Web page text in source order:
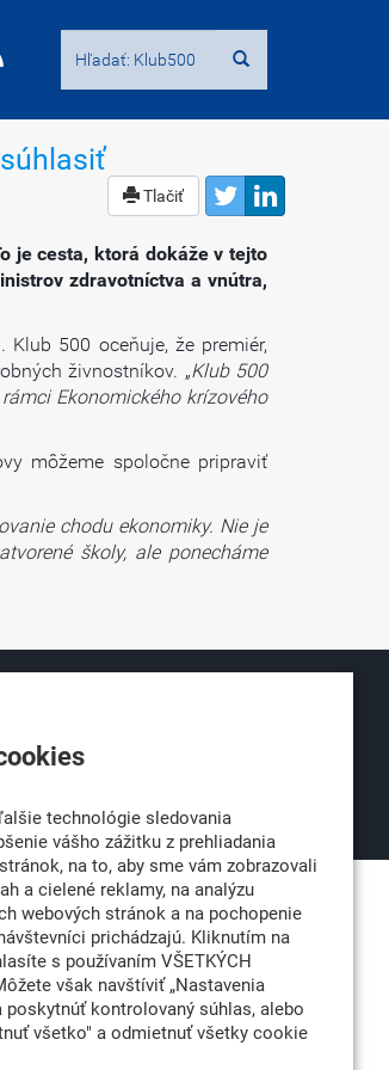
Tlačiť
je cesta, ktorá dokáže v tejto
zdravotníctva a vnútra,
500 oceňuje, že premiér,
živnostníkov. „Klub 500
Ekonomického krízového
môžeme spoločne pripraviť
chodu ekonomiky. Nie je
školy, ale ponecháme
technológie sledovania
vášho zážitku z prehliadania
na to, aby sme vám zobrazovali
a cielené reklamy, na analýzu
webových stránok a na pochopenie
prichádzajú. Kliknutím na
s používaním VŠETKÝCH
však navštíviť „Nastavenia
poskytnúť kontrolovaný súhlas, alebo
všetko" a odmietnuť všetky cookie